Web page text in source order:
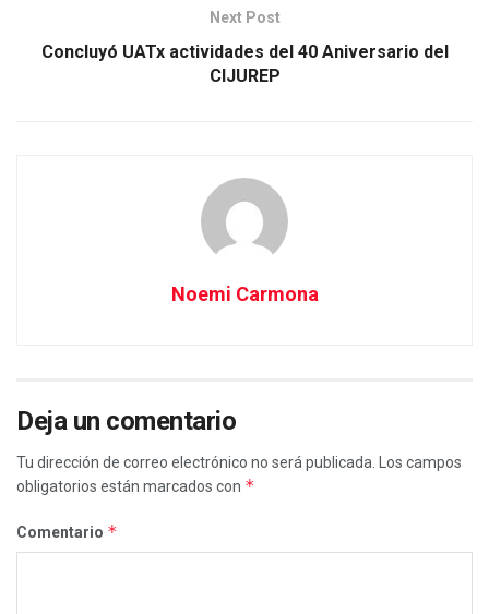
Next Post
Concluyó UATx actividades del 40 Aniversario del
CIJUREP
Noemi Carmona
Deja un comentario
Tu dirección de correo electrónico no será publicada.
Los campos
obligatorios están marcados con *
Comentario *